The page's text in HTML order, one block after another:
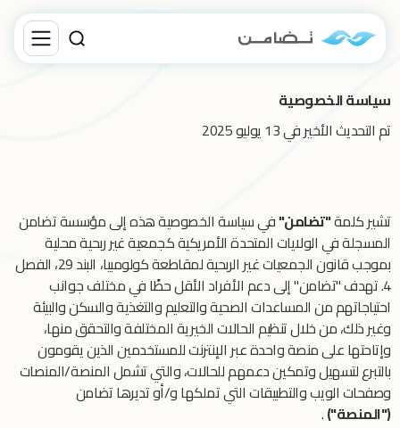
سياسة الخصوصية
تم التحديث الأخير في 13 يوليو 2025
تشير كلمة"تضامن"في سياسة الخصوصية هذه إلى مؤسسة تضامن
المسجلة في الولايات المتحدة الأمريكية كجمعية غير ربحية محلية
بموجب قانون الجمعيات غير الربحية لمقاطعة كولومبيا، البند 29، الفصل
4. تهدف "تضامن" إلى دعم الأفراد الأقل حظًا في مختلف جوانب
احتياجاتهم من المساعدات الصحية والتعليم والتغذية والسكن والبيئة
وغير ذلك، من خلال تنظيم الحالات الخيرية المختلفة والتحقق منها،
وإتاحتها على منصة واحدة عبر الإنترنت للمستخدمين الذين يقومون
بالتبرع لتسهيل وتمكين دعمهم للحالات، والتي تشمل المنصة/المنصات
وصفحات الويب والتطبيقات التي تملكها و/أو تديرها تضامن
("المنصة").